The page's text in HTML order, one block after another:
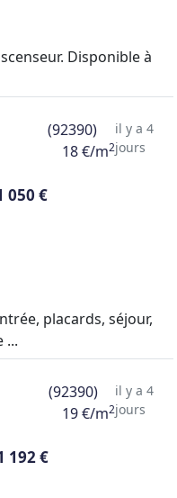
Disponible à
050 €
(92390)
18 €/m2
il y a 4
jours
placards, séjour,
...
192 €
(92390)
19 €/m2
il y a 4
jours